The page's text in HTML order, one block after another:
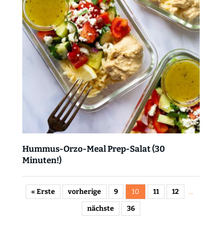
Hummus-Orzo-Meal Prep-Salat (30
Minuten!)
« Erste vorherige 9 10 11 12
...
nächste
36